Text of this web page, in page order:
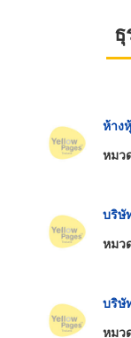
ห้าง
หมว
บริษั
หมว
บริษั
หมว